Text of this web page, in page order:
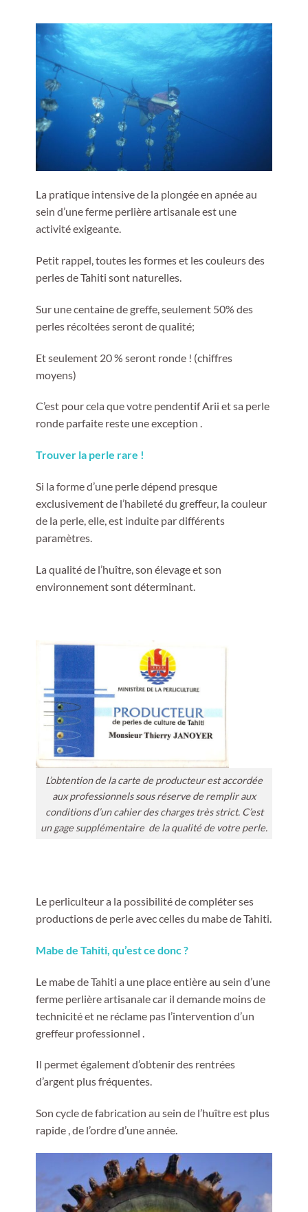
La pratique intensive de la plongée en apnée au
sein d’une ferme perlière artisanale est une
activité exigeante.
Petit rappel, toutes les formes et les couleurs des
perles de Tahiti sont naturelles.
Sur une centaine de greffe, seulement 50% des
perles récoltées seront de qualité;
Et seulement 20 % seront ronde ! (chiffres
moyens)
C’est pour cela que votre pendentif Arii et sa perle
ronde parfaite reste une exception .
Trouver la perle rare !
Si la forme d’une perle dépend presque
exclusivement de l’habileté du greffeur, la couleur
de la perle, elle, est induite par différents
paramètres.
La qualité de l’huître, son élevage et son
environnement sont déterminant.
L’obtention de la carte de producteur est accordée
aux professionnels sous réserve de remplir aux
conditions d’un cahier des charges très strict. C’est
un gage supplémentaire de la qualité de votre perle.
Le perliculteur a la possibilité de compléter ses
productions de perle avec celles du mabe de Tahiti.
Mabe de Tahiti, qu’est ce donc ?
Le mabe de Tahiti a une place entière au sein d’une
ferme perlière artisanale car il demande moins de
technicité et ne réclame pas l’intervention d’un
greffeur professionnel .
Il permet également d’obtenir des rentrées
d’argent plus fréquentes.
Son cycle de fabrication au sein de l’huître est plus
rapide , de l’ordre d’une année.